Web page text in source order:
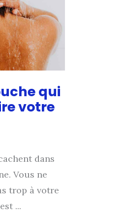
qui
votre
dans
Vous ne
trop à votre
...